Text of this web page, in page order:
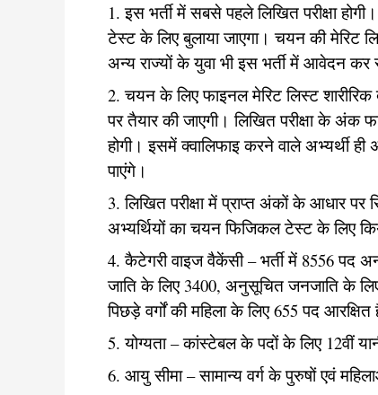
1. इस भर्ती में सबसे पहले लिखित परीक्षा
टेस्ट के लिए बुलाया जाएगा। चयन की मेरिट
अन्य राज्यों के युवा भी इस भर्ती में आवेदन कर
2. चयन के लिए फाइनल मेरिट लिस्ट
पर तैयार की जाएगी। लिखित परीक्षा के अंक
होगी। इसमें क्वालिफाइ करने वाले अभ्यर्थी
पाएंगे।
3. लिखित परीक्षा में प्राप्त अंकों के आधार पर
अभ्यर्थियों का चयन फिजिकल टेस्ट के लिए
4. कैटेगरी वाइज वैकेंसी – भर्ती में 8556 पद
जाति के लिए 3400, अनुसूचित जनजाति के
पिछड़े वर्गों की महिला के लिए 655 पद आरक्षित
5. योग्यता – कांस्टेबल के पदों के लिए 12वीं
6. आयु सीमा – सामान्य वर्ग के पुरुषों एवं